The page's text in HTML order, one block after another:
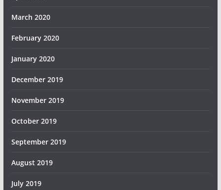
March 2020
February 2020
January 2020
December 2019
November 2019
October 2019
September 2019
August 2019
July 2019